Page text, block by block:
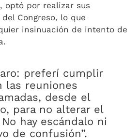
optó por realizar sus
Congreso, lo que
insinuación de intento de
preferí cumplir
las reuniones
desde el
para no alterar el
hay escándalo ni
de confusión”.